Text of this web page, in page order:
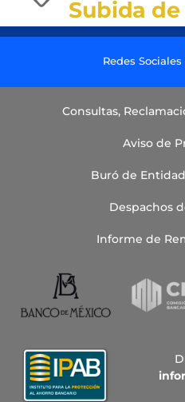
Subida
Consultas,
Aviso de
Buró de
Despachos
Informe de